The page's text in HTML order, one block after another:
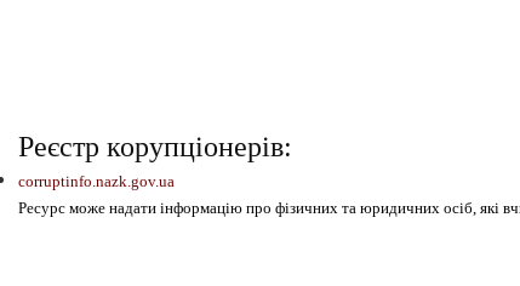
Реєстр корупціонерів:
corruptinfo.nazk.gov.ua
Ресурс може надати інформацію про фізичних та юридичних осіб, які